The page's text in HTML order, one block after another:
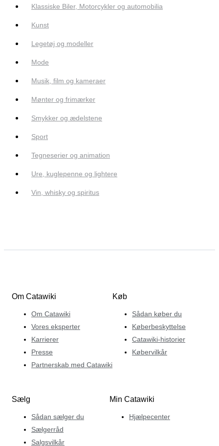
Klassiske Biler, Motorcykler og automobilia
Kunst
Legetøj og modeller
Mode
Musik, film og kameraer
Mønter og frimærker
Smykker og ædelstene
Sport
Tegneserier og animation
Ure, kuglepenne og lightere
Vin, whisky og spiritus
Om Catawiki
Om Catawiki
Vores eksperter
Karrierer
Presse
Partnerskab med Catawiki
Køb
Sådan køber du
Køberbeskyttelse
Catawiki-historier
Købervilkår
Sælg
Sådan sælger du
Sælgerråd
Salgsvilkår
Min Catawiki
Hjælpecenter